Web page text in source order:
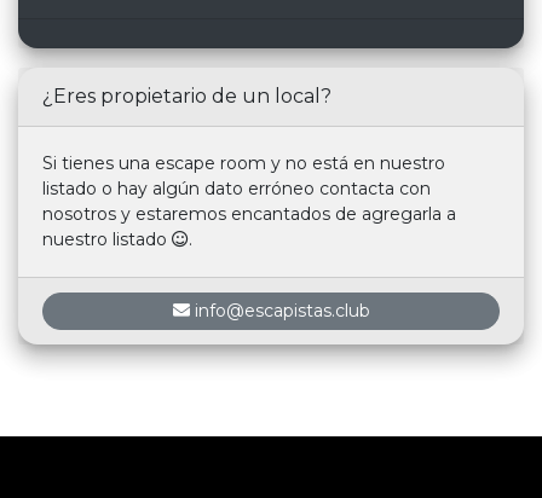
¿Eres propietario de un local?
Si tienes una escape room y no está en nuestro
listado o hay algún dato erróneo contacta con
nosotros y estaremos encantados de agregarla a
nuestro listado
.
info@escapistas.club